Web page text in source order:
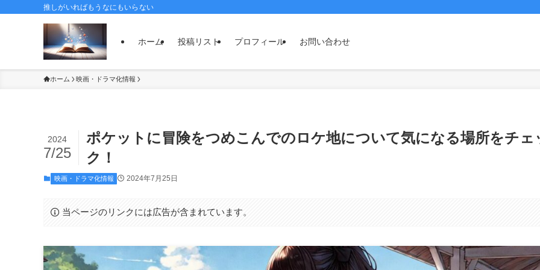
推しがいればもうなにもいらない
ホーム 投稿リスト プロフィール お問い合わせ
ホーム 映画・ドラマ化情報
ポケットに冒険をつめこんでのロケ地について気になる場所をチェ
ク！
2024
7/25
映画・ドラマ化情報 2024年7月25日
当ページのリンクには広告が含まれています。